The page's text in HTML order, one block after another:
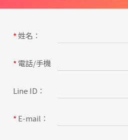
*姓名：
*電話/手機
Line ID：
*E-mail：